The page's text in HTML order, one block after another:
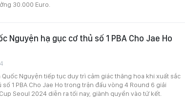
30.000 Euro.
Nguyện hạ gục cơ thủ số 1 PBA Cho Jae Ho
Nguyện tiếp tục duy trì cảm giác thăng hoa khi xuất sắc
số 1 PBA Cho Jae Ho trong trận đấu vòng 4 Round 6 giải
Seoul 2024 diễn ra tối nay, giành quyền vào tứ kết.